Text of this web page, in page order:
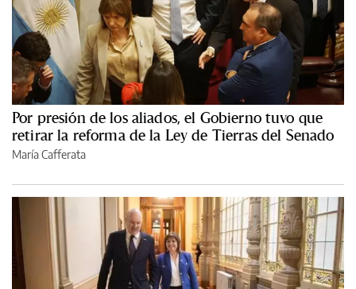
Por presión de los aliados, el Gobierno tuvo que
retirar la reforma de la Ley de Tierras del Senado
María Cafferata